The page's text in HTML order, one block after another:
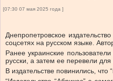
[07:30 07 мая 2025 года ]
Днепропетровское
соцсетях на русском языке.
Ранее украинские
русски, а затем ее перевели для
В издательстве повинились,